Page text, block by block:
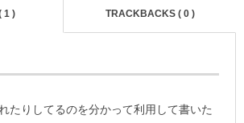
1 ) TRACKBACKS ( 0 )
たりしてるのを分かって利用して書いた